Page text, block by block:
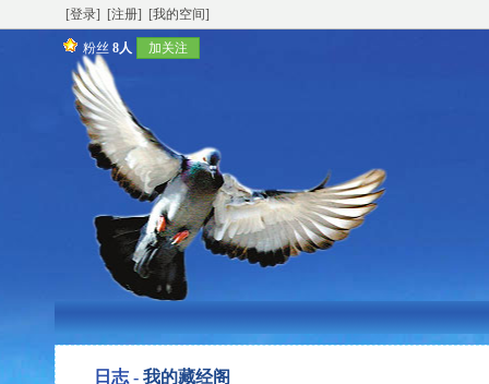
[登录] [注册] [我的空间]
粉丝 8人 加关注
日志 - 我的藏经阁